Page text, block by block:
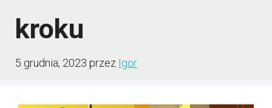
kroku
5 grudnia, 2023 przez Igor